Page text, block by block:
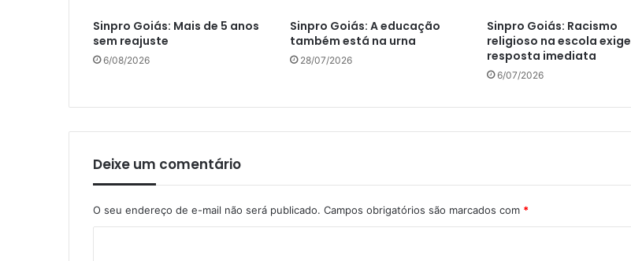
Sinpro Goiás: Mais de 5 anos
sem reajuste
6/08/2026
Sinpro Goiás: A educação
também está na urna
28/07/2026
Sinpro Goiás: Racismo
religioso na escola exige
resposta imediata
6/07/2026
Deixe um comentário
O seu endereço de e-mail não será publicado. Campos obrigatórios são marcados com *